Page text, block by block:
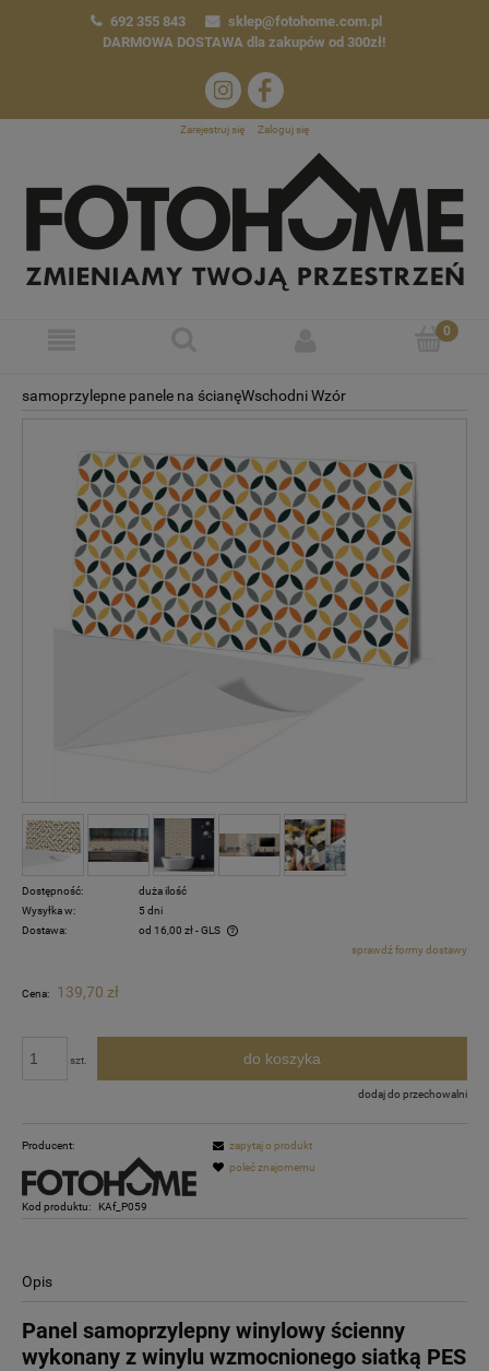
692 355 843
sklep@fotohome.com.pl
DARMOWA DOSTAWA dla zakupów od 300zł!
Zarejestruj się Zaloguj się
samoprzylepne panele na ścianęWschodni Wzór
Dostępność:
duża ilość
Wysyłka w:
5 dni
Dostawa:
od 16,00 zł- GLS
Cena nie zawiera ewentualnych kosztów płatnościsprawdź formy dostawy
Cena: 139,70 zł
szt. do koszyka
dodaj do przechowalni
Producent:
Kod produktu: KAf_P059
zapytaj o produkt
poleć znajomemu
Opis
Panel samoprzylepny winylowy ścienny
wykonany z winylu wzmocnionego siatką PES